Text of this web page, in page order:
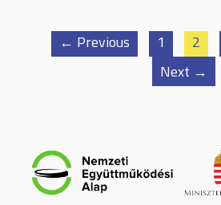
← Previous 1 2
Next →